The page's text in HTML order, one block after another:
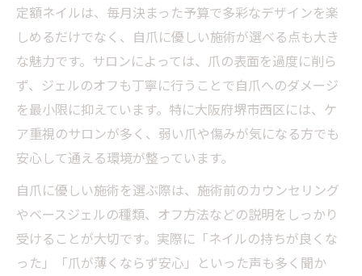
定額ネイルは、毎月決まった予算で多彩なデザインを楽
しめるだけでなく、自爪に優しい施術が選べる点も大き
な魅力です。サロンによっては、爪の表面を過度に削ら
ず、ジェルのオフも丁寧に行うことで自爪へのダメージ
を最小限に抑えています。特に大阪府堺市西区には、ケ
ア重視のサロンが多く、弱い爪や傷みが気になる方でも
安心して通える環境が整っています。
自爪に優しい施術を選ぶ際は、施術前のカウンセリング
やベースジェルの種類、オフ方法などの説明をしっかり
受けることが大切です。実際に「ネイルの持ちが良くな
った」「爪が薄くならず安心」といった声も多く聞か